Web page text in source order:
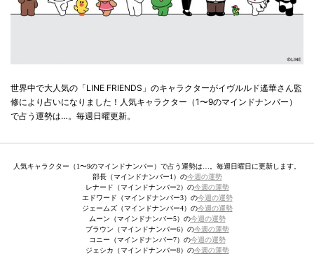
世界中で大人気の「LINE FRIENDS」のキャラクターがイヴルルド遙華さん監
修により占いになりました！人気キャラクター（1〜9のマインドナンバー）
で占う運勢は…。毎週日曜更新。
人気キャラクター（1〜9のマインドナンバー）で占う運勢は…。毎週日曜日に更新します。
部長（マインドナンバー1）の今週の運勢
レナード（マインドナンバー2）の今週の運勢
エドワード（マインドナンバー3）の今週の運勢
ジェームズ（マインドナンバー4）の今週の運勢
ムーン（マインドナンバー5）の今週の運勢
ブラウン（マインドナンバー6）の今週の運勢
コニー（マインドナンバー7）の今週の運勢
ジェシカ（マインドナンバー8）の今週の運勢